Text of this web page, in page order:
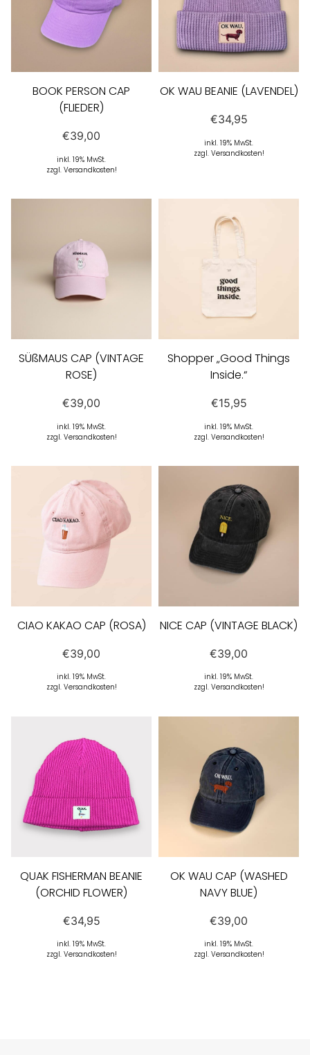
BOOK PERSON CAP
(FLIEDER)
€39,00
inkl. 19% MwSt.
zzgl. Versandkosten!
OK WAU BEANIE (LAVENDEL)
€34,95
inkl. 19% MwSt.
zzgl. Versandkosten!
SÜßMAUS CAP (VINTAGE
ROSE)
€39,00
inkl. 19% MwSt.
zzgl. Versandkosten!
Shopper „Good Things
Inside.“
€15,95
inkl. 19% MwSt.
zzgl. Versandkosten!
CIAO KAKAO CAP (ROSA)
€39,00
inkl. 19% MwSt.
zzgl. Versandkosten!
NICE CAP (VINTAGE BLACK)
€39,00
inkl. 19% MwSt.
zzgl. Versandkosten!
QUAK FISHERMAN BEANIE
(ORCHID FLOWER)
€34,95
inkl. 19% MwSt.
zzgl. Versandkosten!
OK WAU CAP (WASHED
NAVY BLUE)
€39,00
inkl. 19% MwSt.
zzgl. Versandkosten!